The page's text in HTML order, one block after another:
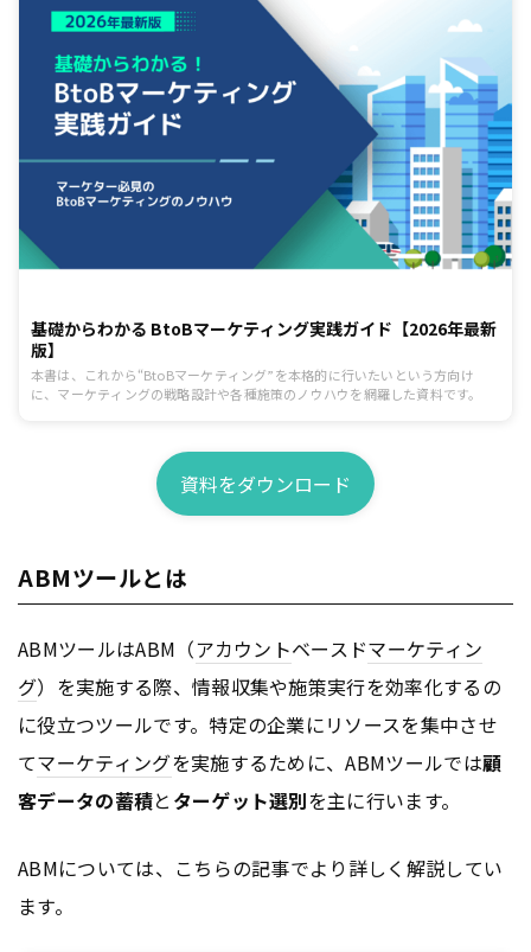
基礎からわかる BtoBマーケティング実践ガイド【2026年最新
版】
本書は、これから“BtoBマーケティング”を本格的に行いたいという方向け
に、マーケティングの戦略設計や各種施策のノウハウを網羅した資料です。
資料をダウンロード
ABMツールとは
ABMツールはABM（アカウントベースドマーケティン
グ）を実施する際、情報収集や施策実行を効率化するの
に役立つツールです。特定の企業にリソースを集中させ
てマーケティングを実施するために、ABMツールでは顧
客データの蓄積と ターゲット選別を主に行います。
ABMについては、こちらの記事でより詳しく解説してい
ます。